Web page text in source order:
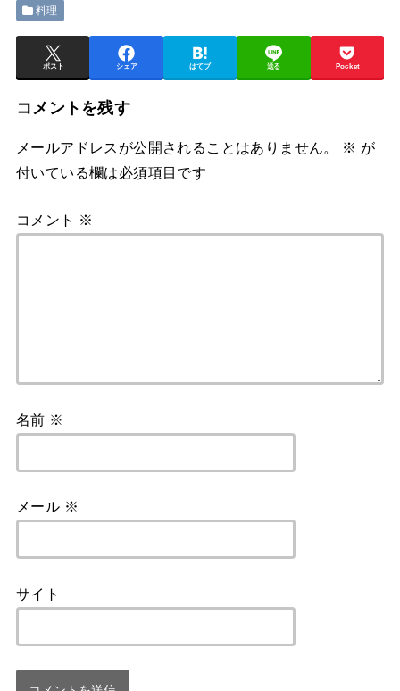
料理
ポスト シェア はてブ 送る Pocket
コメントを残す
メールアドレスが公開されることはありません。 ※ が
付いている欄は必須項目です
コメント ※
名前 ※
メール ※
サイト